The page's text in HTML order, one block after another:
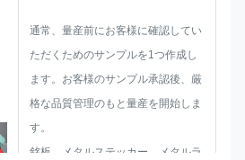
通常、量産前にお客様に確認してい
ただくためのサンプルを1つ作成し
ます。お客様のサンプル承認後、厳
格な品質管理のもと量産を開始しま
す。
銘板、メタルステッカー、メタルラ